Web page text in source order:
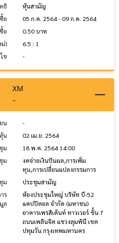
ธิ
หุ้นสามัญ
อ
05 ก.ค. 2564 - 09 ก.ค. 2564
อ
0.50 บาท
ม่)
6.5 : 1
ข
-
XM
-
น
-
น
02 เม.ย. 2564
ม
18 พ.ค. 2564 14:00
ม
งดจ่ายเงินปันผล,การเพิ่ม
ทุน,การเปลี่ยนแปลงกรรมการ
ม
ประชุมสามัญ
ร
ล
ห้องประชุมใหญ่ บริษัท บี-52
แคปปิตอล จำกัด (มหาชน)
อาคารเพรสิเด้นท์ ทาวเวอร์ ชั้น 7
ถนนเพลินจิต แขวงลุมพินี เขต
ปทุมวัน กรุงเทพมหานคร